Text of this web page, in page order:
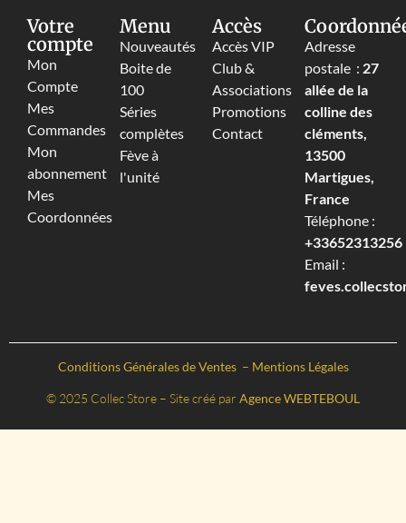
Votre
compte
Mon
Compte
Mes
Commandes
Mon
abonnement
Mes
Coordonnées
Menu
Nouveautés
Boite de
100
Séries
complètes
Fève à
l'unité
Accès
Accès VIP
Club &
Associations
Promotions
Contact
Adresse
postale : 27
allée de la
colline des
cléments,
13500
Martigues,
France
Téléphone :
+33652313256‬
Email :
Conditions Générales de Ventes – Mentions Légales
© 2025 Collec Store – Site créé par Agence WEBTEBOUL